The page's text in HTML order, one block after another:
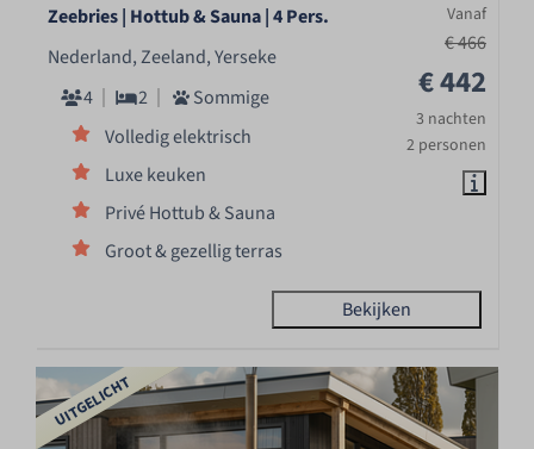
Vanaf
€ 466
€ 442
3 nachten
2 personen
Zeebries | Hottub & Sauna | 4 Pers.
Nederland, Zeeland, Yerseke
4
2
Sommige
Volledig elektrisch
Luxe keuken
Privé Hottub & Sauna
Groot & gezellig terras
Bekijken
UITGELICHT